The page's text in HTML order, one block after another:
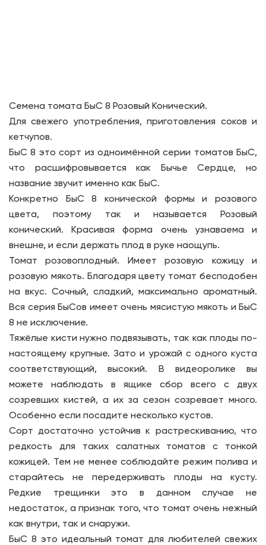
Семена томата БыС 8 Розовый Конический.
Для свежего употребления, приготовления соков и
кетчупов.
БыС 8 это сорт из одноимённой серии томатов БыС,
что расшифровывается как Бычье Сердце, но
название звучит именно как БыС.
Конкретно БыС 8 конической формы и розового
цвета, поэтому так и называется Розовый
конический. Красивая форма очень узнаваема и
внешне, и если держать плод в руке наощупь.
Томат розовоплодный. Имеет розовую кожицу и
розовую мякоть. Благодаря цвету томат бесподобен
на вкус. Сочный, сладкий, максимально ароматный.
Вся серия БыСов имеет очень мясистую мякоть и БыС
8 не исключение.
Тяжёлые кисти нужно подвязывать, так как плоды по-
настоящему крупные. Зато и урожай с одного куста
соответствующий, высокий. В видеоролике вы
можете наблюдать в ящике сбор всего с двух
созревших кистей, а их за сезон созревает много.
Особенно если посадите несколько кустов.
Сорт достаточно устойчив к растрескиванию, что
редкость для таких салатных томатов с тонкой
кожицей. Тем не менее соблюдайте режим полива и
старайтесь не передерживать плоды на кусту.
Редкие трещинки это в данном случае не
недостаток, а признак того, что томат очень нежный
как внутри, так и снаружи.
БыС 8 это идеальный томат для любителей свежих